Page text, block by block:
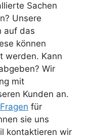
Sachen
Unsere
auf das
können
werden. Kann
Wir
mit
Kunden an.
Fragen für
sie uns
kontaktieren wir